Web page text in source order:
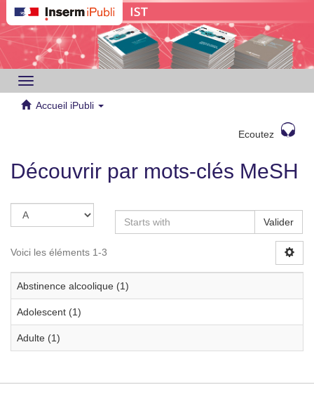
Toggle
navigation
Accueil iPubli
Ecoutez
Découvrir par mots-clés MeSH
Valider
Voici les éléments 1-3
Abstinence alcoolique (1)
Adolescent (1)
Adulte (1)